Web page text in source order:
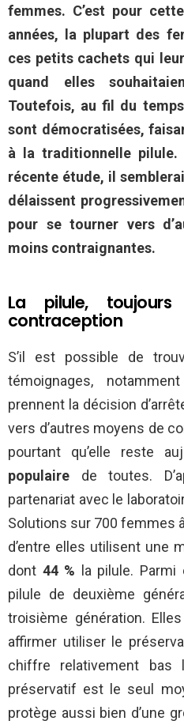
femmes. C’est pour
années, la plupart des
ces petits cachets qui
quand elles
Toutefois, au fil du
sont démocratisées,
à la traditionnelle pilule.
récente étude, il
délaissent
pour se tourner vers
moins contraignantes.
La pilule,
contraception
S’il est possible de
témoignages,
prennent la décision
vers d’autres moyens de
pourtant qu’elle reste
populaire de toutes.
partenariat avec le
Solutions sur 700 femmes
d’entre elles utilisent une
dont 44 % la pilule. Parmi
pilule de deuxième
troisième génération.
affirmer utiliser le
chiffre relativement bas
préservatif est le seul
protège aussi bien d’une